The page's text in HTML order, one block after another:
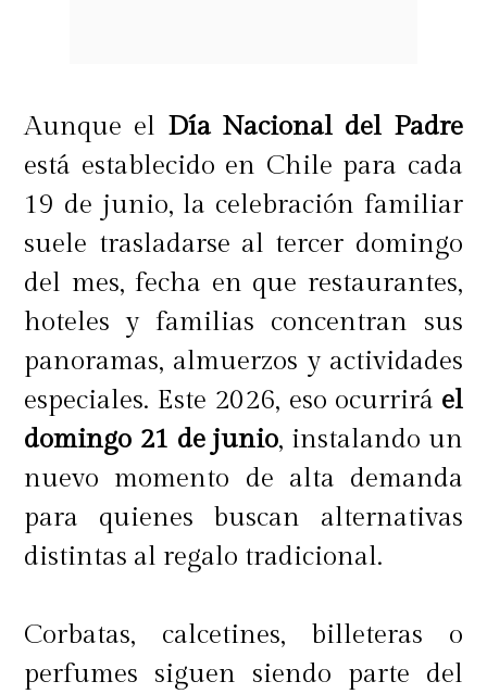
publicarán en el Instagram oficial
de la marca @nespresso.cl.
Aunque el Día Nacional del Padre
está establecido en Chile para cada
19 de junio, la celebración familiar
suele trasladarse al tercer domingo
del mes, fecha en que restaurantes,
hoteles y familias concentran sus
panoramas, almuerzos y actividades
especiales. Este 2026, eso ocurrirá el
domingo 21 de junio, instalando un
nuevo momento de alta demanda
para quienes buscan alternativas
distintas al regalo tradicional.
Corbatas, calcetines, billeteras o
perfumes siguen siendo parte del